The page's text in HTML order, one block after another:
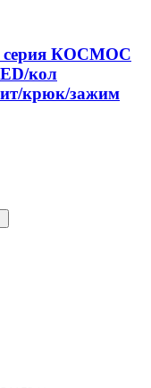
серия КОСМОС
кол
крюк/зажим